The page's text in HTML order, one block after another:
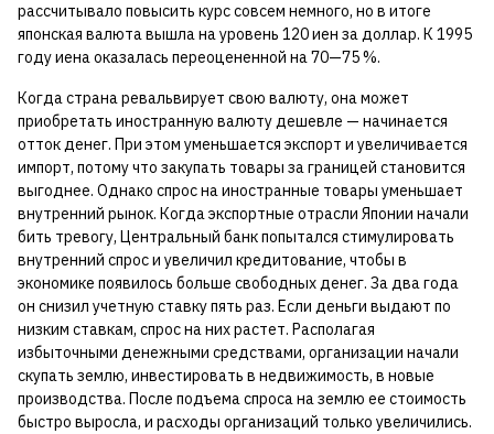
рассчитывало повысить курс совсем немного, но в итоге
японская валюта вышла на уровень 120 иен за доллар. К 1995
году иена оказалась переоцененной на 70—75 %.
Когда страна ревальвирует свою валюту, она может
приобретать иностранную валюту дешевле — начинается
отток денег. При этом уменьшается экспорт и увеличивается
импорт, потому что закупать товары за границей становится
выгоднее. Однако спрос на иностранные товары уменьшает
внутренний рынок. Когда экспортные отрасли Японии начали
бить тревогу, Центральный банк попытался стимулировать
внутренний спрос и увеличил кредитование, чтобы в
экономике появилось больше свободных денег. За два года
он снизил учетную ставку пять раз. Если деньги выдают по
низким ставкам, спрос на них растет. Располагая
избыточными денежными средствами, организации начали
скупать землю, инвестировать в недвижимость, в новые
производства. После подъема спроса на землю ее стоимость
быстро выросла, и расходы организаций только увеличились.